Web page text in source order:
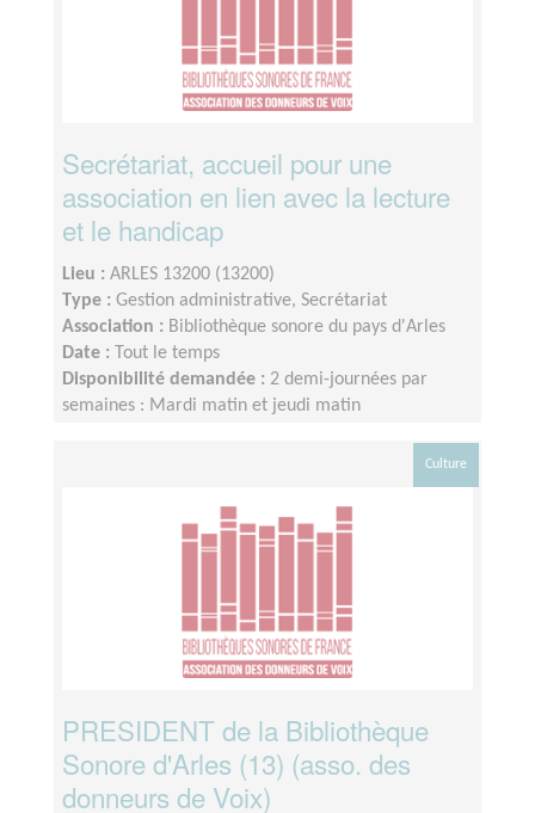
Secrétariat, accueil pour une
association en lien avec la lecture
et le handicap
Lieu : ARLES 13200 (13200)
Type : Gestion administrative, Secrétariat
Association : Bibliothèque sonore du pays d'Arles
Date :
Tout le temps
Disponibilité demandée : 2 demi-journées par
semaines : Mardi matin et jeudi matin
Culture
PRESIDENT de la Bibliothèque
Sonore d'Arles (13) (asso. des
donneurs de Voix)